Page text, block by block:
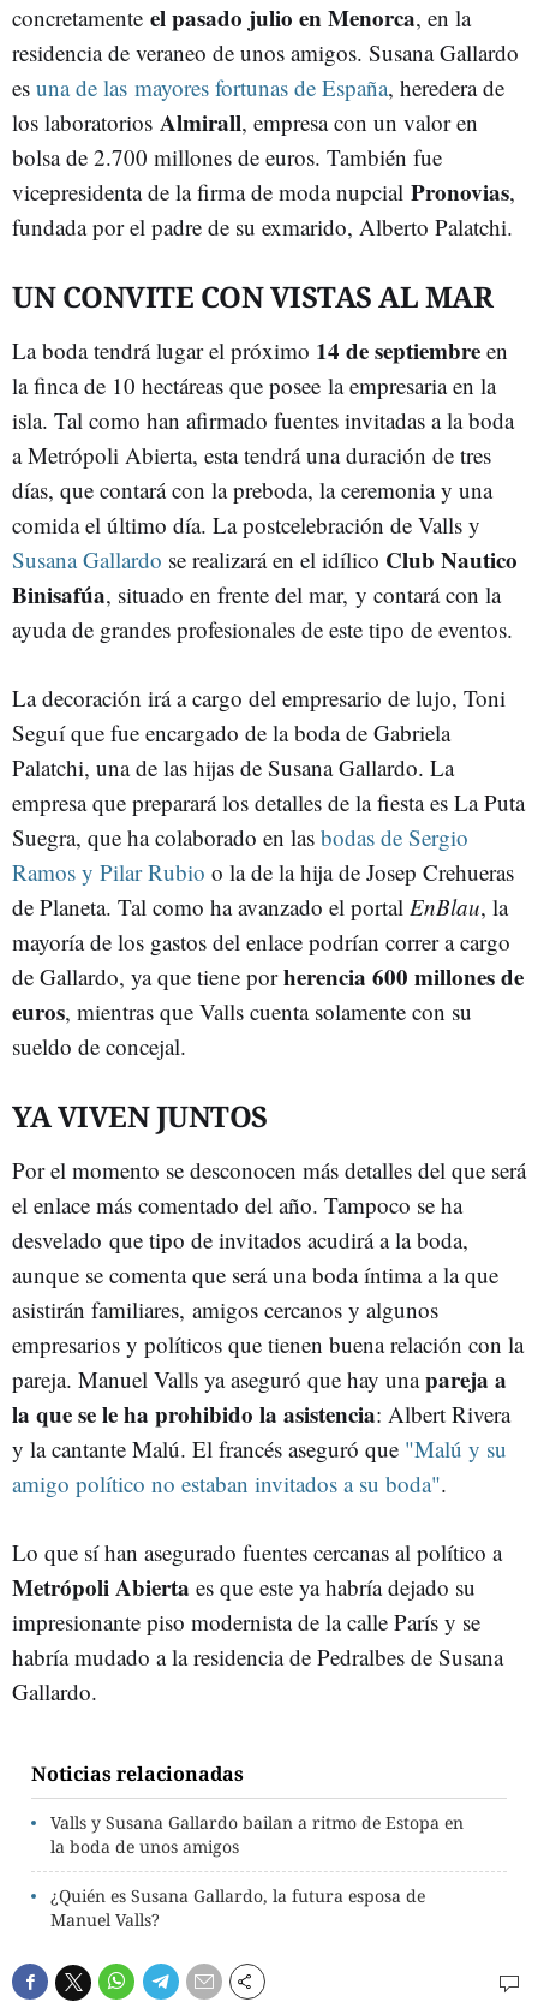
concretamente el pasado julio en Menorca, en la
residencia de veraneo de unos amigos. Susana Gallardo
es una de las mayores fortunas de España, heredera de
los laboratorios Almirall, empresa con un valor en
bolsa de 2.700 millones de euros. También fue
vicepresidenta de la firma de moda nupcial Pronovias,
fundada por el padre de su exmarido, Alberto Palatchi.
UN CONVITE CON VISTAS AL MAR
La boda tendrá lugar el próximo 14 de septiembre en
la finca de 10 hectáreas que posee la empresaria en la
isla. Tal como han afirmado fuentes invitadas a la boda
a Metrópoli Abierta, esta tendrá una duración de tres
días, que contará con la preboda, la ceremonia y una
comida el último día. La postcelebración de Valls y
Susana Gallardo se realizará en el idílico Club Nautico
Binisafúa, situado en frente del mar, y contará con la
ayuda de grandes profesionales de este tipo de eventos.
La decoración irá a cargo del empresario de lujo, Toni
Seguí que fue encargado de la boda de Gabriela
Palatchi, una de las hijas de Susana Gallardo. La
empresa que preparará los detalles de la fiesta es La Puta
Suegra, que ha colaborado en las bodas de Sergio
Ramos y Pilar Rubio o la de la hija de Josep Crehueras
de Planeta. Tal como ha avanzado el portal EnBlau, la
mayoría de los gastos del enlace podrían correr a cargo
de Gallardo, ya que tiene porherencia 600 millones de
euros, mientras que Valls cuenta solamente con su
sueldo de concejal.
YA VIVEN JUNTOS
Por el momento se desconocen más detalles del que será
el enlace más comentado del año. Tampoco se ha
desvelado que tipo de invitados acudirá a la boda,
aunque se comenta que será una boda íntima a la que
asistirán familiares, amigos cercanos y algunos
empresarios y políticos que tienen buena relación con la
pareja. Manuel Valls ya aseguró que hay unapareja a
la que se le ha prohibido la asistencia: Albert Rivera
y la cantante Malú. El francés aseguró que "Malú y su
amigo político no estaban invitados a su boda".
Lo que sí han asegurado fuentes cercanas al político a
Metrópoli Abierta es que este ya habría dejado su
impresionante piso modernista de la calle París y se
habría mudado a la residencia de Pedralbes de Susana
Gallardo.
Noticias relacionadas
Valls y Susana Gallardo bailan a ritmo de Estopa en
la boda de unos amigos
¿Quién es Susana Gallardo, la futura esposa de
Manuel Valls?